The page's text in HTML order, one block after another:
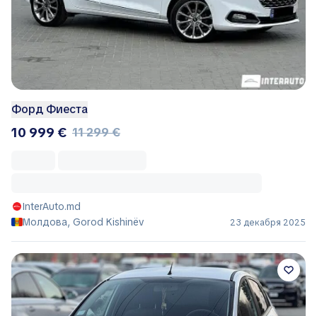
Форд Фиеста
10 999 € 11 299 €
InterAuto.md
Молдова, Gorod Kishinëv
23 декабря 2025